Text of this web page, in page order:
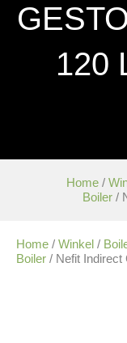
120
Home /
Boiler /
Home / Winkel /
Boiler / Nefit Indirect